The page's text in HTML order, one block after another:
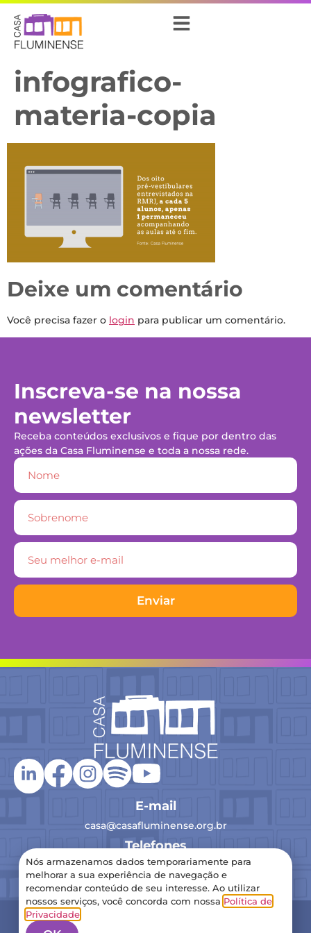
infografico-
materia-copia
Deixe um comentário
Você precisa fazer o login para publicar um comentário.
Inscreva-se na nossa
newsletter
Receba conteúdos exclusivos e fique por dentro das
ações da Casa Fluminense e toda a nossa rede.
Enviar
E-mail
casa@casafluminense.org.br
Telefones
(21) 2516-0193
2024 Casa Fluminense – Todos os direitos reservados
Nós armazenamos dados temporariamente para
melhorar a sua experiência de navegação e
recomendar conteúdo de seu interesse. Ao utilizar
nossos serviços, você concorda com nossa Política de
Privacidade.